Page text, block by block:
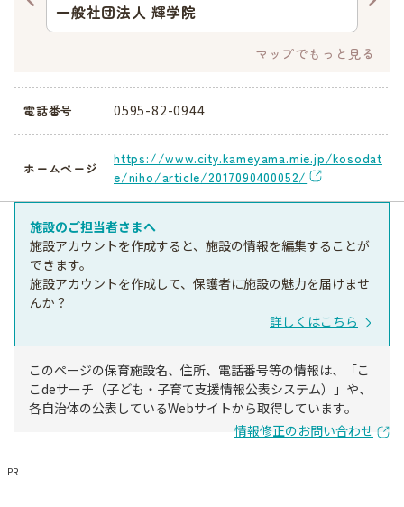
一般社団法人 輝学院
マップでもっと見る
電話番号 0595-82-0944
ホームページ
https://www.city.kameyama.mie.jp/kosodat
e/niho/article/2017090400052/
施設のご担当者さまへ
施設アカウントを作成すると、施設の情報を編集することが
できます。
施設アカウントを作成して、保護者に施設の魅力を届けませ
んか？
詳しくはこちら
このページの保育施設名、住所、電話番号等の情報は、「こ
こdeサーチ（子ども・子育て支援情報公表システム）」や、
各自治体の公表しているWebサイトから取得しています。
情報修正のお問い合わせ
PR